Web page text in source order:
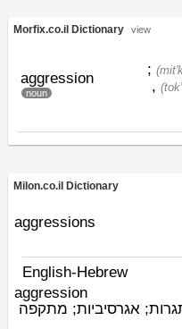
Morfix.co.il Dictionary view
aggression
noun
;
,
Milon.co.il Dictionary
aggressions
English-Hebrew
aggression
אגרסיביות; מתקפה